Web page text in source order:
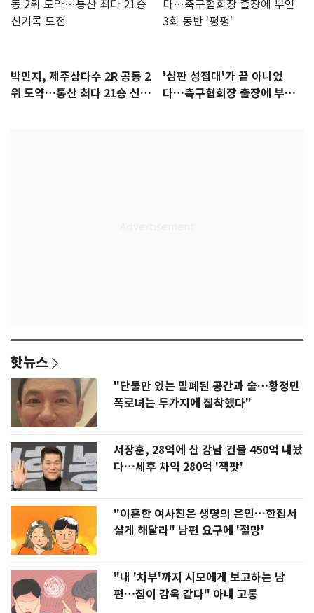
박민지, 제주삼다수 2R 공동 2
위 도약…통산 최다 21승 신기
'심판 성접대'가 끝 아니었
다…축구협회장 출장에 부인
핫뉴스
"단둘만 있는 밀폐된 공간과 술…황정민
폭로녀는 두가지에 집착했다"
서장훈, 28억에 산 강남 건물 450억 내놨
다…세후 차익 280억 '잭팟'
"이혼한 여사친은 생명의 은인…한집서
살게 해달라" 남편 요구에 '절망'
"내 '치부'까지 시모에게 보고하는 남
편…집이 감옥 같다" 아내 고통